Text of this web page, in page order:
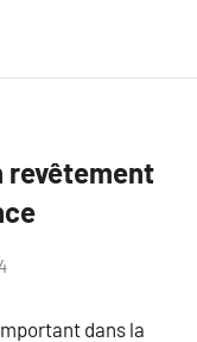
revêtement
dans la